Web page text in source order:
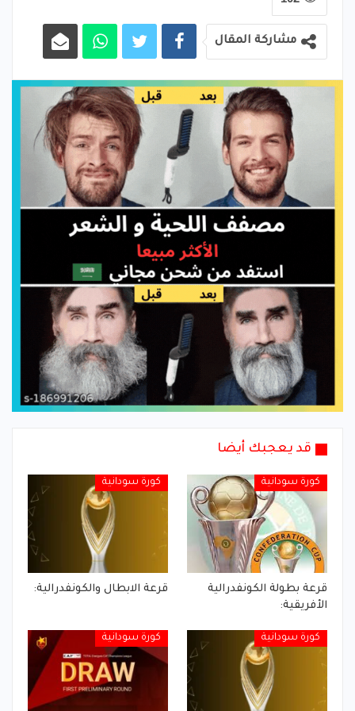
مشاركة المقال
قد يعجبك أيضا
كورة سودانية
قرعة بطولة الكونفدرالية
الأفريقية:
كورة سودانية
قرعة الابطال والكونفدرالية:
كورة سودانية كورة سودانية